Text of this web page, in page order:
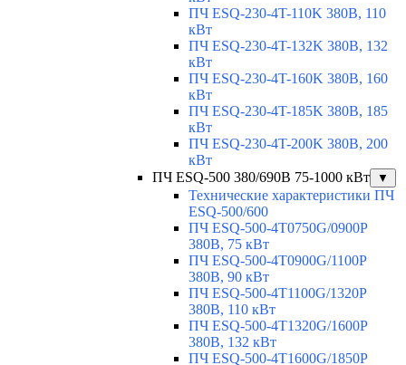
ПЧ ESQ-230-4T-110K 380В, 110
кВт
ПЧ ESQ-230-4T-132K 380В, 132
кВт
ПЧ ESQ-230-4T-160K 380В, 160
кВт
ПЧ ESQ-230-4T-185K 380В, 185
кВт
ПЧ ESQ-230-4T-200K 380В, 200
кВт
ПЧ ESQ-500 380/690В 75-1000 кВт
▼
Технические характеристики ПЧ
ESQ-500/600
ПЧ ESQ-500-4T0750G/0900P
380В, 75 кВт
ПЧ ESQ-500-4T0900G/1100P
380В, 90 кВт
ПЧ ESQ-500-4T1100G/1320P
380В, 110 кВт
ПЧ ESQ-500-4T1320G/1600P
380В, 132 кВт
ПЧ ESQ-500-4T1600G/1850P